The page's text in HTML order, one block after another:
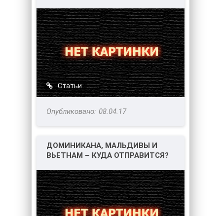
Статьи
08.04.17
ДОМИНИКАНА, МАЛЬДИВЫ И
ВЬЕТНАМ – КУДА ОТПРАВИТСЯ?